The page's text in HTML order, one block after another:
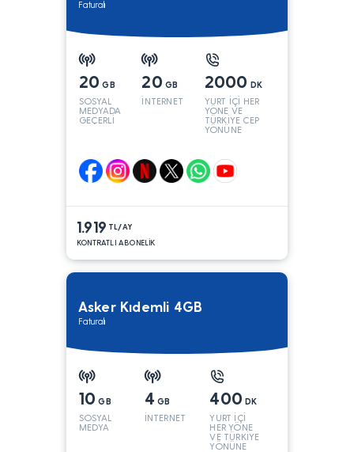
Faturalı
20 GB
SOSYAL
MEDYADA
GEÇERLİ
20 GB
İNTERNET
2000 DK
YURT İÇİ HER
YÖNE VE
TÜRKİYE CEP
YÖNÜNE
1.919 TL/AY
KONTRATLI ABONELİK
Asker Kıdemli 4GB
Faturalı
10 GB
SOSYAL
MEDYA
4 GB
İNTERNET
400 DK
YURT İÇİ
HER YÖNE
VE TÜRKİYE
YÖNÜNE